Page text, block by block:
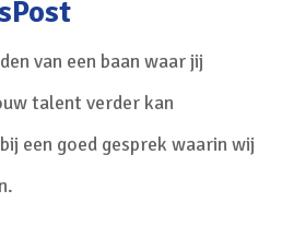
van een baan waar jij
talent verder kan
een goed gesprek waarin wij